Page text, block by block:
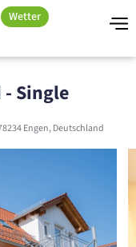
Wetter
- Single
Engen, Deutschland